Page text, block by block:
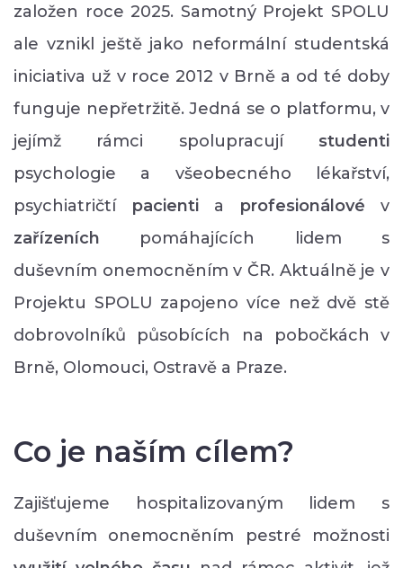
založen roce 2025. Samotný Projekt SPOLU
ale vznikl ještě jako neformální studentská
iniciativa už v roce 2012 v Brně a od té doby
funguje nepřetržitě. Jedná se o platformu, v
jejímž rámci spolupracují studenti
psychologie a všeobecného lékařství,
psychiatričtí pacientia profesionálové v
zařízeních pomáhajících lidem s
duševním onemocněním v ČR. Aktuálně je v
Projektu SPOLU zapojeno více než dvě stě
dobrovolníků působících na pobočkách v
Brně, Olomouci, Ostravě a Praze.
Co je naším cílem?
Zajišťujeme hospitalizovaným lidem s
duševním onemocněním pestré možnosti